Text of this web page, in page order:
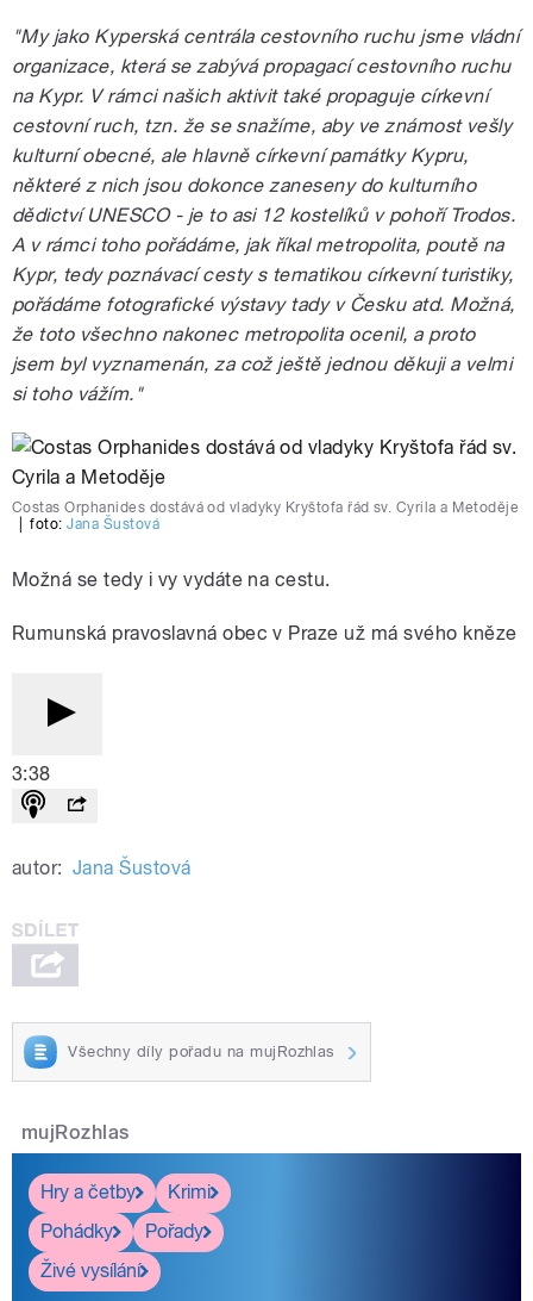
"My jako Kyperská centrála cestovního ruchu jsme vládní
organizace, která se zabývá propagací cestovního ruchu
na Kypr. V rámci našich aktivit také propaguje církevní
cestovní ruch, tzn. že se snažíme, aby ve známost vešly
kulturní obecné, ale hlavně církevní památky Kypru,
některé z nich jsou dokonce zaneseny do kulturního
dědictví UNESCO - je to asi 12 kostelíků v pohoří Trodos.
A v rámci toho pořádáme, jak říkal metropolita, poutě na
Kypr, tedy poznávací cesty s tematikou církevní turistiky,
pořádáme fotografické výstavy tady v Česku atd. Možná,
že toto všechno nakonec metropolita ocenil, a proto
jsem byl vyznamenán, za což ještě jednou děkuji a velmi
si toho vážím."
Costas Orphanides dostává od vladyky Kryštofa řád sv. Cyrila a Metoděje
foto:Jana Šustová
Možná se tedy i vy vydáte na cestu.
Rumunská pravoslavná obec v Praze už má svého kněze
3:38
autor: Jana Šustová
Všechny díly pořadu na mujRozhlas
mujRozhlas
Hry a četby
Krimi
Pohádky
Pořady
Živé vysílání